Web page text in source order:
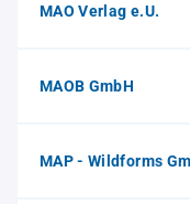
MAO Verlag e.U.
MAOB GmbH
MAP - Wildforms